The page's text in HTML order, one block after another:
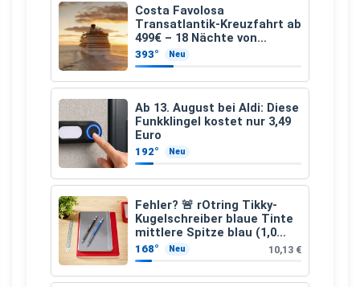
Costa Favolosa
Transatlantik-Kreuzfahrt ab
499€ – 18 Nächte von
Hamburg nach Guadeloupe
393° Neu
Ab 13. August bei Aldi: Diese
Funkklingel kostet nur 3,49
Euro
192° Neu
Fehler? 🚨 rOtring Tikky-
Kugelschreiber blaue Tinte
mittlere Spitze blau (1,0
mm – 12 Stück)
168° Neu 10,13 €